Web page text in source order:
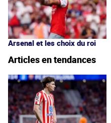
Arsenal et les choix du roi
Articles en tendances